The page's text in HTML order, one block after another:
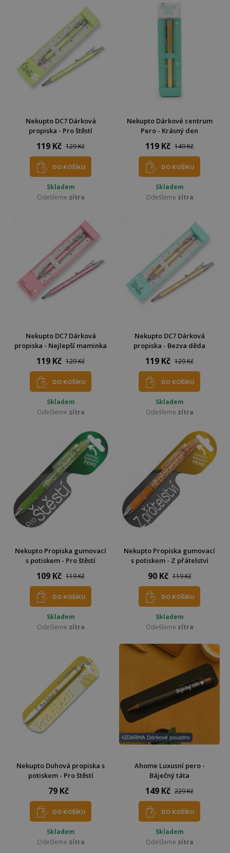
Nekupto DC7 Dárková
propiska - Pro štěstí
119 Kč 129 Kč
DO KOŠÍKU
Skladem
Odešleme zítra
Nekupto Dárkové centrum
Pero - Krásný den
119 Kč 149 Kč
DO KOŠÍKU
Skladem
Odešleme zítra
Nekupto DC7 Dárková
propiska - Nejlepší maminka
119 Kč 129 Kč
DO KOŠÍKU
Skladem
Odešleme zítra
Nekupto DC7 Dárková
propiska - Bezva děda
119 Kč 129 Kč
DO KOŠÍKU
Skladem
Odešleme zítra
Nekupto Propiska gumovací
s potiskem - Pro štěstí
109 Kč 119 Kč
DO KOŠÍKU
Skladem
Odešleme zítra
Nekupto Propiska gumovací
s potiskem - Z přátelství
90 Kč 119 Kč
DO KOŠÍKU
Skladem
Odešleme zítra
Nekupto Duhová propiska s
potiskem - Pro štěstí
79 Kč
DO KOŠÍKU
Skladem
Odešleme zítra
Ahome Luxusní pero -
Báječný táta
149 Kč 229 Kč
DO KOŠÍKU
Skladem
Odešleme zítra